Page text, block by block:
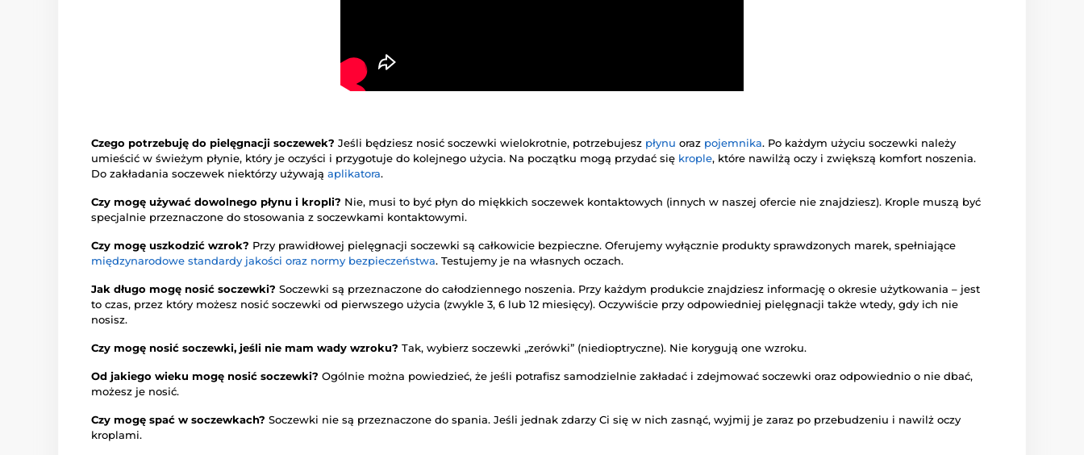
Czego potrzebuję do pielęgnacji soczewek? Jeśli będziesz nosić soczewki wielokrotnie, potrzebujesz płynu oraz pojemnika. Po każdym użyciu soczewki należy
umieścić w świeżym płynie, który je oczyści i przygotuje do kolejnego użycia. Na początku mogą przydać się krople, które nawilżą oczy i zwiększą komfort noszenia.
Do zakładania soczewek niektórzy używają aplikatora.
Czy mogę używać dowolnego płynu i kropli? Nie, musi to być płyn do miękkich soczewek kontaktowych (innych w naszej ofercie nie znajdziesz). Krople muszą być
specjalnie przeznaczone do stosowania z soczewkami kontaktowymi.
Czy mogę uszkodzić wzrok? Przy prawidłowej pielęgnacji soczewki są całkowicie bezpieczne. Oferujemy wyłącznie produkty sprawdzonych marek, spełniające
międzynarodowe standardy jakości oraz normy bezpieczeństwa. Testujemy je na własnych oczach.
Jak długo mogę nosić soczewki? Soczewki są przeznaczone do całodziennego noszenia. Przy każdym produkcie znajdziesz informację o okresie użytkowania – jest
to czas, przez który możesz nosić soczewki od pierwszego użycia (zwykle 3, 6 lub 12 miesięcy). Oczywiście przy odpowiedniej pielęgnacji także wtedy, gdy ich nie
nosisz.
Czy mogę nosić soczewki, jeśli nie mam wady wzroku? Tak, wybierz soczewki „zerówki” (niedioptryczne). Nie korygują one wzroku.
Od jakiego wieku mogę nosić soczewki? Ogólnie można powiedzieć, że jeśli potrafisz samodzielnie zakładać i zdejmować soczewki oraz odpowiednio o nie dbać,
możesz je nosić.
Czy mogę spać w soczewkach? Soczewki nie są przeznaczone do spania. Jeśli jednak zdarzy Ci się w nich zasnąć, wyjmij je zaraz po przebudzeniu i nawilż oczy
kroplami.